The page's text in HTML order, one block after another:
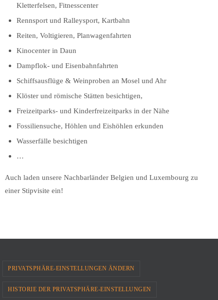
Kletterfelsen, Fitnesscenter
Rennsport und Ralleysport, Kartbahn
Reiten, Voltigieren, Planwagenfahrten
Kinocenter in Daun
Dampflok- und Eisenbahnfahrten
Schiffsausflüge & Weinproben an Mosel und Ahr
Klöster und römische Stätten besichtigen,
Freizeitparks- und Kinderfreizeitparks in der Nähe
Fossiliensuche, Höhlen und Eishöhlen erkunden
Wasserfälle besichtigen
…
Auch laden unsere Nachbarländer Belgien und Luxembourg zu
einer Stipvisite ein!
PRIVATSPHÄRE-EINSTELLUNGEN ÄNDERN
HISTORIE DER PRIVATSPHÄRE-EINSTELLUNGEN